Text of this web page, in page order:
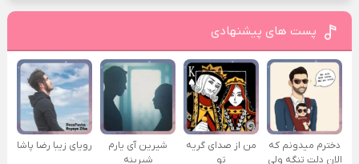
پست های پیشنهادی
دخترم میدونم که
الان دلت تنگه ولی
من از صدای گريه
تو
شیرین آی یارم
شیرینه
رویای زیبا رضا پاشا